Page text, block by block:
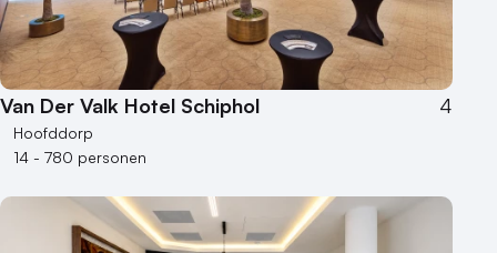
Van Der Valk Hotel Schiphol 4
Hoofddorp
14 - 780 personen